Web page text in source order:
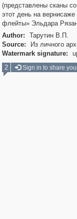
(представлены сканы
этот день на
флейты» Эльдара
Author:
Тарутин В.П.
Source:
Из личного
Watermark signature:
2
Sign in to share